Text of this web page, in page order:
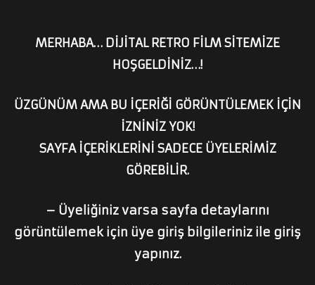
MERHABA… DİJİTAL RETRO FİLM SİTEMİZE
HOŞGELDİNİZ…!
ÜZGÜNÜM AMA BU İÇERİĞİ GÖRÜNTÜLEMEK İÇİN
İZNİNİZ YOK!
SAYFA İÇERİKLERİNİ SADECE ÜYELERİMİZ
GÖREBİLİR.
– Üyeliğiniz varsa sayfa detaylarını
görüntülemek için üye giriş bilgileriniz ile giriş
yapınız.